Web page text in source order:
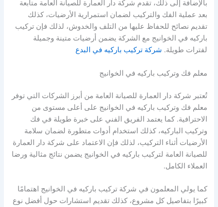
بالإضافة إلى ذلك، تقدم شركة دار العمارة للصيانة العامة متابعة
بعد عملية الفك والتركيب لضمان استمرارية الأرضيات، كذلك
تقديم نصائح للحفاظ عليها من التلف والخدوش، لذلك فإن تركيب
باركيه في الخوانيج مع الشركة يضمن أرضيات متينة وجميلة
لفترات طويلة. شركة تركيب باركيه في البدع
معلم فك وتركيب باركيه في الخوانيج
تُعتبر شركة دار العمارة للصيانة العامة من أبرز الشركات التي توفر
معلم فك وتركيب باركيه في الخوانيج على أعلى مستوى من
الاحترافية. كما يعتمد الفريق الفني على خبرة طويلة في فك
وتركيب الباركيه، كذلك استخدام أدوات متطورة لضمان سلامة
الأرضيات أثناء التركيب، لذلك فإن الاعتماد على شركة دار العمارة
للصيانة العامة لتركيب باركيه في الخوانيج يضمن نتائج مثالية ورضا
العملاء الكامل.
كما يولي المعلمون في شركة تركيب باركيه في الخوانيج اهتمامًا
كبيرًا بتفاصيل كل مشروع، كذلك تقديم استشارات حول أفضل نوع